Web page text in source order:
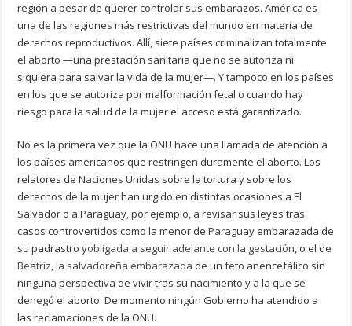
región a pesar de querer controlar sus embarazos. América es
una de las regiones más restrictivas del mundo en materia de
derechos reproductivos. Allí, siete países criminalizan totalmente
el aborto —una prestación sanitaria que no se autoriza ni
siquiera para salvar la vida de la mujer—. Y tampoco en los países
en los que se autoriza por malformación fetal o cuando hay
riesgo para la salud de la mujer el acceso está garantizado.
No es la primera vez que la ONU hace una llamada de atención a
los países americanos que restringen duramente el aborto. Los
relatores de Naciones Unidas sobre la tortura y sobre los
derechos de la mujer han urgido en distintas ocasiones a El
Salvador o a Paraguay, por ejemplo, a revisar sus leyes tras
casos controvertidos como la menor de Paraguay embarazada de
su padrastro yobligada a seguir adelante con la gestación, o el de
Beatriz, la salvadoreña embarazada de un feto anencefálico sin
ninguna perspectiva de vivir tras su nacimiento y a la que se
denegó el aborto. De momento ningún Gobierno ha atendido a
las reclamaciones de la ONU.